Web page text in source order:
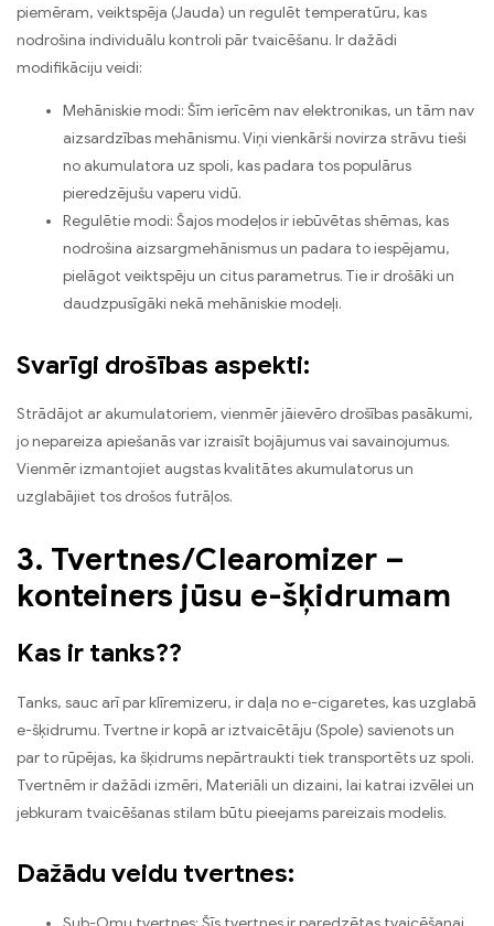
piemēram, veiktspēja (Jauda) un regulēt temperatūru, kas
nodrošina individuālu kontroli pār tvaicēšanu. Ir dažādi
modifikāciju veidi:
Mehāniskie modi: Šīm ierīcēm nav elektronikas, un tām nav
aizsardzības mehānismu. Viņi vienkārši novirza strāvu tieši
no akumulatora uz spoli, kas padara tos populārus
pieredzējušu vaperu vidū.
Regulētie modi: Šajos modeļos ir iebūvētas shēmas, kas
nodrošina aizsargmehānismus un padara to iespējamu,
pielāgot veiktspēju un citus parametrus. Tie ir drošāki un
daudzpusīgāki nekā mehāniskie modeļi.
Svarīgi drošības aspekti:
Strādājot ar akumulatoriem, vienmēr jāievēro drošības pasākumi,
jo nepareiza apiešanās var izraisīt bojājumus vai savainojumus.
Vienmēr izmantojiet augstas kvalitātes akumulatorus un
uzglabājiet tos drošos futrāļos.
3. Tvertnes/Clearomizer –
konteiners jūsu e-šķidrumam
Kas ir tanks??
Tanks, sauc arī par klīremizeru, ir daļa no e-cigaretes, kas uzglabā
e-šķidrumu. Tvertne ir kopā ar iztvaicētāju (Spole) savienots un
par to rūpējas, ka šķidrums nepārtraukti tiek transportēts uz spoli.
Tvertnēm ir dažādi izmēri, Materiāli un dizaini, lai katrai izvēlei un
jebkuram tvaicēšanas stilam būtu pieejams pareizais modelis.
Dažādu veidu tvertnes: